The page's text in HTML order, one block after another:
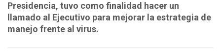
Presidencia, tuvo como finalidad hacer un
llamado al Ejecutivo para mejorar la estrategia de
manejo frente al virus.